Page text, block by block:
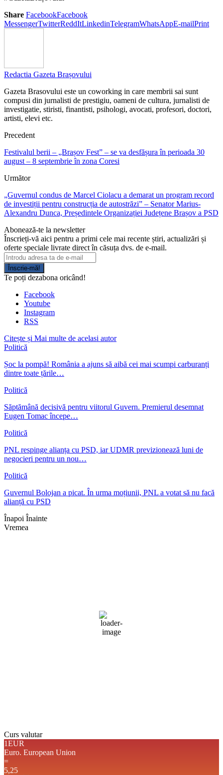
Share FacebookFacebook
MessengerTwitterReddItLinkedinTelegramWhatsAppE-mailPrint
Redactia Gazeta Brașovului
Gazeta Brasovului este un coworking in care membrii sai sunt
compusi din jurnalisti de prestigiu, oameni de cultura, jurnalisti de
investigatie, stiristi, finantisti, psihologi, avocati, profesori, doctori,
artisti, elevi etc.
Precedent
Festivalul berii – „Brașov Fest” – se va desfășura în perioada 30
august – 8 septembrie în zona Coresi
Următor
„Guvernul condus de Marcel Ciolacu a demarat un program record
de investiții pentru construcția de autostrăzi” – Senator Marius-
Alexandru Dunca, Președintele Organizației Județene Brașov a PSD
Abonează-te la newsletter
Înscrieți-vă aici pentru a primi cele mai recente știri, actualizări și
oferte speciale livrate direct în căsuța dvs. de e-mail.
Înscrie-mă!
Te poți dezabona oricând!
Facebook
Youtube
Instagram
RSS
Citește și Mai multe de acelasi autor
Politică
Șoc la pompă! România a ajuns să aibă cei mai scumpi carburanți
dintre toate țările…
Politică
Săptămână decisivă pentru viitorul Guvern. Premierul desemnat
Eugen Tomac începe…
Politică
PNL respinge alianța cu PSD, iar UDMR previzionează luni de
negocieri pentru un nou…
Politică
Guvernul Bolojan a picat. În urma moțiunii, PNL a votat să nu facă
alianță cu PSD
Înapoi Înainte
Vremea
43 %
1016 mb
5 mph
Rafală vânturi:
Curs valutar
1EUR
Euro. European Union
=
5,25